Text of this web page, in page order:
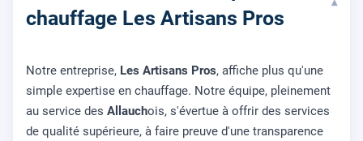
chauffage Les Artisans Pros
▾
Notre entreprise, Les Artisans Pros, affiche plus qu'une
simple expertise en chauffage. Notre équipe, pleinement
au service des Allauchois, s'évertue à offrir des services
de qualité supérieure, à faire preuve d'une transparence